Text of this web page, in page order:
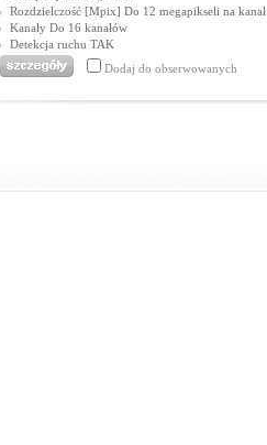
Rozdzielczość [Mpix] Do 12 megapikseli na kanał
Kanały Do 16 kanałów
Detekcja ruchu TAK
Dodaj do obserwowanych